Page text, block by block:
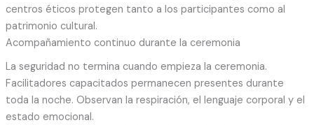
centros éticos protegen tanto a los participantes como al
patrimonio cultural.
Acompañamiento continuo durante la ceremonia
La seguridad no termina cuando empieza la ceremonia.
Facilitadores capacitados permanecen presentes durante
toda la noche. Observan la respiración, el lenguaje corporal y el
estado emocional.